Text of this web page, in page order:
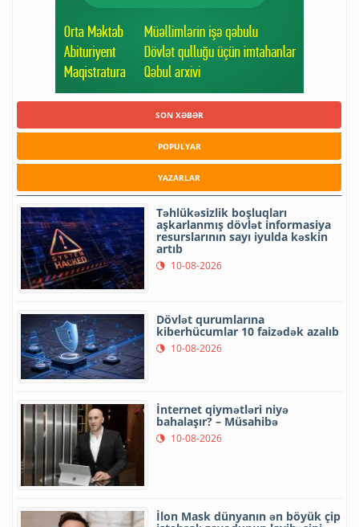
SON XƏBƏR
POPULYAR
YAZARLAR
Təhlükəsizlik boşluqları
aşkarlanmış dövlət informasiya
resurslarının sayı iyulda kəskin
artıb
10-08-2026
Dövlət qurumlarına
kiberhücumlar 10 faizədək azalıb
10-08-2026
İnternet qiymətləri niyə
bahalaşır? – Müsahibə
10-08-2026
İlon Mask dünyanın ən böyük çip